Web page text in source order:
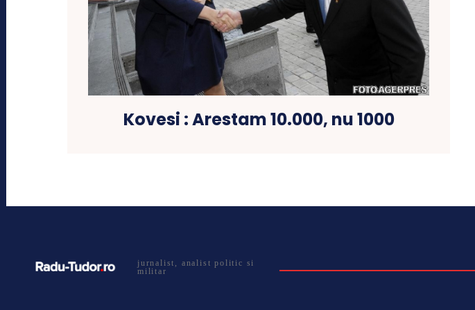
Kovesi : Arestam 10.000, nu 1000
jurnalist, analist politic si
militar